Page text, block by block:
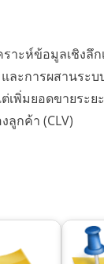
ราะห์ข้อมูลเชิงลึ
ละการผสานระบ
เพิ่มยอดขายระ
กค้า (CLV)